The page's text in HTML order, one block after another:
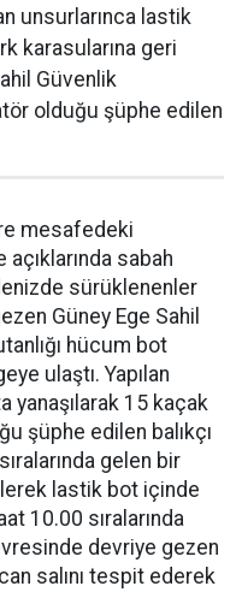
unsurlarınca lastik
karasularına geri
Güvenlik
olduğu şüphe edilen
mesafedeki
sabah
sürüklenenler
Güney Ege Sahil
hücum bot
ulaştı. Yapılan
yanaşılarak 15 kaçak
şüphe edilen balıkçı
gelen bir
lastik bot içinde
10.00 sıralarında
devriye gezen
salını tespit ederek